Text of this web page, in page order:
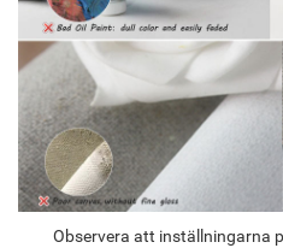
Observera att inställningarna